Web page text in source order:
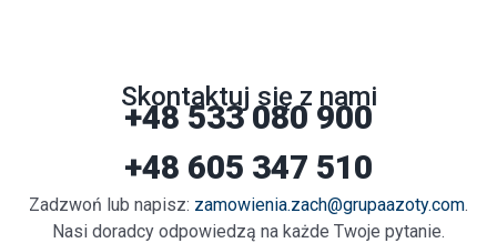
Skontaktuj się z nami
+48 533 080 900
+48 605 347 510
Zadzwoń lub napisz: zamowienia.zach@grupaazoty.com.
Nasi doradcy odpowiedzą na każde Twoje pytanie.